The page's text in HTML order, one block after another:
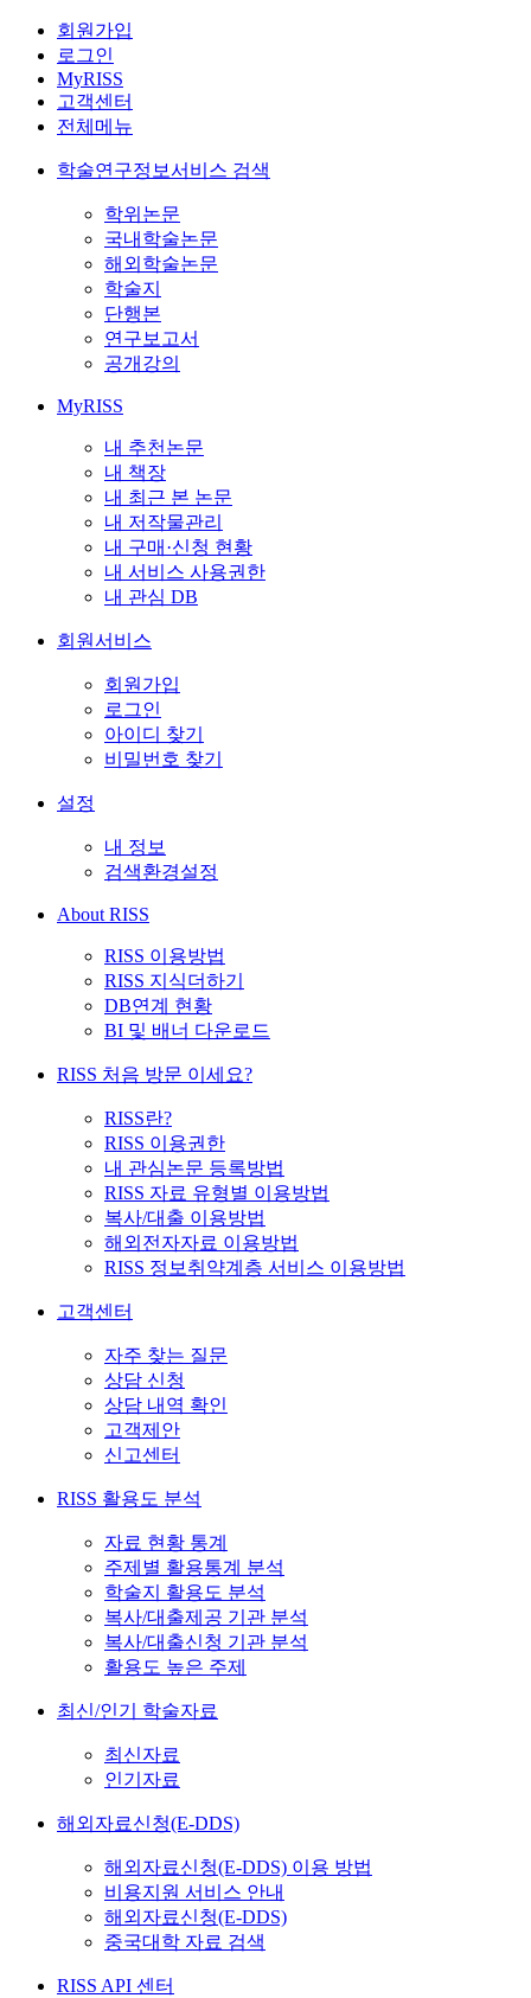
회원가입
로그인
MyRISS
고객센터
전체메뉴
학술연구정보서비스 검색
학위논문
국내학술논문
해외학술논문
학술지
단행본
연구보고서
공개강의
MyRISS
내 추천논문
내 책장
내 최근 본 논문
내 저작물관리
내 구매·신청 현황
내 서비스 사용권한
내 관심 DB
회원서비스
회원가입
로그인
아이디 찾기
비밀번호 찾기
설정
내 정보
검색환경설정
About RISS
RISS 이용방법
RISS 지식더하기
DB연계 현황
BI 및 배너 다운로드
RISS 처음 방문 이세요?
RISS란?
RISS 이용권한
내 관심논문 등록방법
RISS 자료 유형별 이용방법
복사/대출 이용방법
해외전자자료 이용방법
RISS 정보취약계층 서비스 이용방법
고객센터
자주 찾는 질문
상담 신청
상담 내역 확인
고객제안
신고센터
RISS 활용도 분석
자료 현황 통계
주제별 활용통계 분석
학술지 활용도 분석
복사/대출제공 기관 분석
복사/대출신청 기관 분석
활용도 높은 주제
최신/인기 학술자료
최신자료
인기자료
해외자료신청(E-DDS)
해외자료신청(E-DDS) 이용 방법
비용지원 서비스 안내
해외자료신청(E-DDS)
중국대학 자료 검색
RISS API 센터